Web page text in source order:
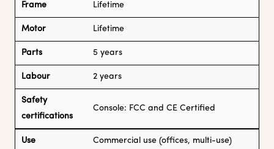
Frame Lifetime
Motor Lifetime
Parts 5 years
Labour 2 years
Safety
certifications
Console: FCC and CE Certified
Use Commercial use (offices, multi-use)